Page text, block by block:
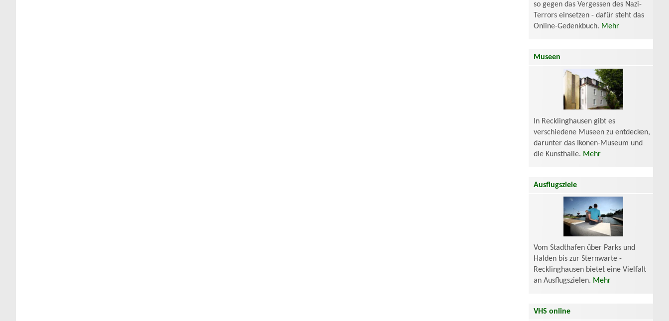
so gegen das Vergessen des Nazi-
Terrors einsetzen - dafür steht das
Online-Gedenkbuch. Mehr
Museen
In Recklinghausen gibt es
verschiedene Museen zu entdecken,
darunter das Ikonen-Museum und
die Kunsthalle. Mehr
Ausflugsziele
Vom Stadthafen über Parks und
Halden bis zur Sternwarte -
Recklinghausen bietet eine Vielfalt
an Ausflugszielen. Mehr
VHS online